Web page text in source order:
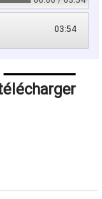
03:54